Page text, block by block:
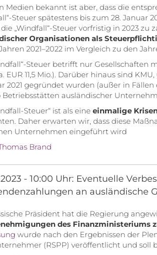
Medien bekannt ist aber, dass die
Steuer spätestens bis zum 28.
„Windfall“-Steuer vorfristig in 2023 zu
Organisationen als
2021–2022 im Vergleich zu den
Steuer betrifft nur Gesellschaften
EUR 11,5 Mio.). Darüber hinaus sind
2021 gegründet wurden (außer in
Betriebsstätten ausländischer
Steuer“ ist als eine einmalige
Daher erwarten wir, dass diese
Unternehmen eingeführt wird
Brand
- 10:00 Uhr: Eventuelle
an ausländische
Präsident hat die Regierung
des Finanzministeriums
wurde nach den Ergebnissen der
(RSPP) veröffentlicht und soll